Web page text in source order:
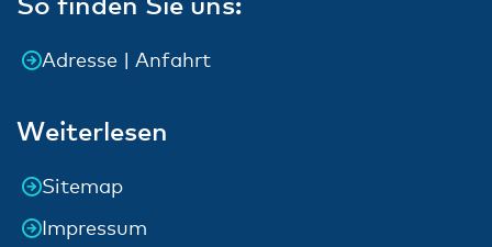
Adresse | Anfahrt
Weiterlesen
Sitemap
Impressum